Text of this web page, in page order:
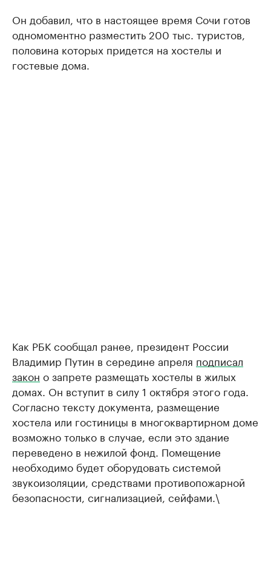
Он добавил, что в настоящее время Сочи готов
одномоментно разместить 200 тыс. туристов,
половина которых придется на хостелы и
гостевые дома.
Как РБК сообщал ранее, президент России
Владимир Путин в середине апреля подписал
закон о запрете размещать хостелы в жилых
домах. Он вступит в силу 1 октября этого года.
Согласно тексту документа, размещение
хостела или гостиницы в многоквартирном доме
возможно только в случае, если это здание
переведено в нежилой фонд. Помещение
необходимо будет оборудовать системой
звукоизоляции, средствами противопожарной
безопасности, сигнализацией, сейфами.\